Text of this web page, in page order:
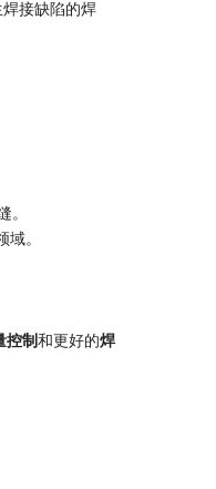
接缺陷的焊
。
。
控制 和更好的焊